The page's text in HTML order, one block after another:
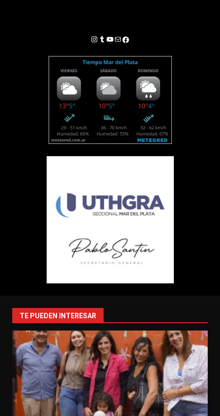
Instagram
Tumblr
YouTube
Correo electrónico
Facebook
TE PUEDEN INTERESAR